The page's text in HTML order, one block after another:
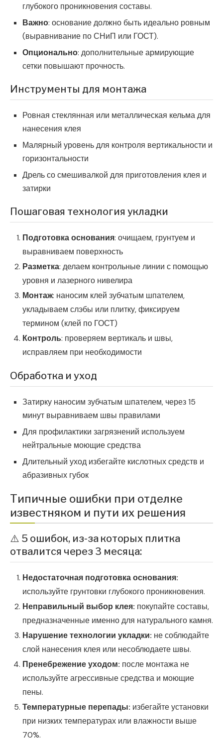
глубокого проникновения составы.
Важно: основание должно быть идеально ровным
(выравнивание по СНиП или ГОСТ).
Опционально: дополнительные армирующие
сетки повышают прочность.
Инструменты для монтажа
Ровная стеклянная или металлическая кельма для
нанесения клея
Малярный уровень для контроля вертикальности и
горизонтальности
Дрель со смешивалкой для приготовления клея и
затирки
Пошаговая технология укладки
Подготовка основания: очищаем, грунтуем и
выравниваем поверхность
Разметка: делаем контрольные линии с помощью
уровня и лазерного нивелира
Монтаж: наносим клей зубчатым шпателем,
укладываем слэбы или плитку, фиксируем
термином (клей по ГОСТ)
Контроль: проверяем вертикаль и швы,
исправляем при необходимости
Обработка и уход
Затирку наносим зубчатым шпателем, через 15
минут выравниваем швы правилами
Для профилактики загрязнений используем
нейтральные моющие средства
Длительный уход избегайте кислотных средств и
абразивных губок
Типичные ошибки при отделке
известняком и пути их решения
⚠️ 5 ошибок, из-за которых плитка
отвалится через 3 месяца:
Недостаточная подготовка основания:
используйте грунтовки глубокого проникновения.
Неправильный выбор клея: покупайте составы,
предназначенные именно для натурального камня.
Нарушение технологии укладки: не соблюдайте
слой нанесения клея или несоблюдаете швы.
Пренебрежение уходом: после монтажа не
используйте агрессивные средства и моющие
пены.
Температурные перепады: избегайте установки
при низких температурах или влажности выше
70%.